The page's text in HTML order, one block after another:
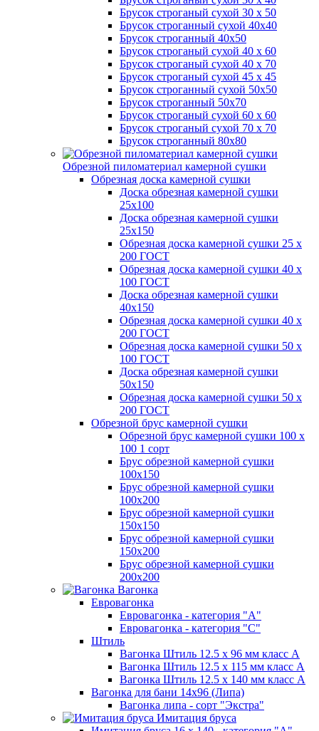
Брусок строганый сухой 30 х 50
Брусок строганный сухой 40х40
Брусок строганный 40х50
Брусок строганый сухой 40 х 60
Брусок строганый сухой 40 х 70
Брусок строганый сухой 45 х 45
Брусок строганный сухой 50х50
Брусок строганный 50х70
Брусок строганый сухой 60 х 60
Брусок строганый сухой 70 х 70
Брусок строганный 80х80
Обрезной пиломатериал камерной сушки
Обрезная доска камерной сушки
Доска обрезная камерной сушки
25х100
Доска обрезная камерной сушки
25х150
Обрезная доска камерной сушки 25 х
200 ГОСТ
Обрезная доска камерной сушки 40 х
100 ГОСТ
Доска обрезная камерной сушки
40х150
Обрезная доска камерной сушки 40 х
200 ГОСТ
Обрезная доска камерной сушки 50 х
100 ГОСТ
Доска обрезная камерной сушки
50х150
Обрезная доска камерной сушки 50 х
200 ГОСТ
Обрезной брус камерной сушки
Обрезной брус камерной сушки 100 х
100 1 сорт
Брус обрезной камерной сушки
100х150
Брус обрезной камерной сушки
100х200
Брус обрезной камерной сушки
150х150
Брус обрезной камерной сушки
150х200
Брус обрезной камерной сушки
200х200
Вагонка
Евровагонка
Евровагонка - категория "А"
Евровагонка - категория "С"
Штиль
Вагонка Штиль 12.5 х 96 мм класс А
Вагонка Штиль 12.5 х 115 мм класс А
Вагонка Штиль 12.5 х 140 мм класс А
Вагонка для бани 14х96 (Липа)
Вагонка липа - сорт "Экстра"
Имитация бруса